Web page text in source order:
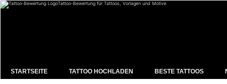
Tattoo-Bewertung für Tattoos, Vorlagen und Motive
STARTSEITE TATTOO HOCHLADEN BESTE TATTOOS